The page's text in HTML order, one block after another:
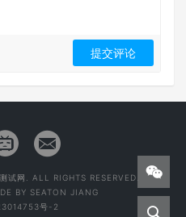
网. ALL RIGHTS RESERVED.
BY SEATON JIANG
号-2